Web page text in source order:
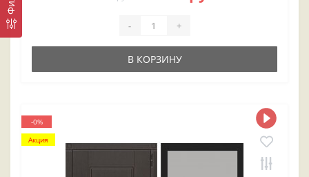
- +
В КОРЗИНУ
-0%
Акция